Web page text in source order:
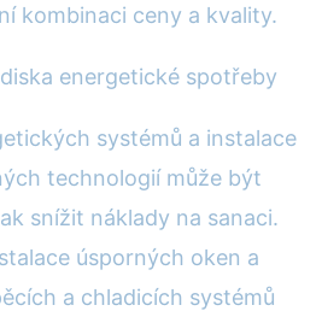
kombinaci ceny a kvality.
energetické spotřeby
systémů a instalace
technologií může být
snížit náklady na sanaci.
úsporných oken a
a chladicích systémů